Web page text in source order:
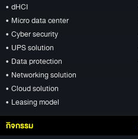
• dHCI
• Micro data center
• Cyber security
• UPS solution
• Data protection
• Networking solution
• Cloud solution
• Leasing model
กิจกรรม